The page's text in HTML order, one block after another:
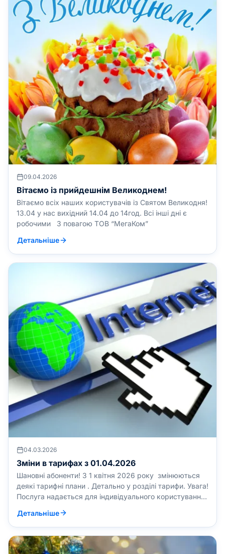
09.04.2026
Вітаємо із прийдешнім Великоднем!
Вітаємо всіх наших користувачів із Святом Великодня!
13.04 у нас вихідний 14.04 до 14год. Всі інші дні є
робочими З повагою ТОВ “МегаКом”
Детальніше
04.03.2026
Зміни в тарифах з 01.04.2026
Шановні абоненти! З 1 квітня 2026 року змінюються
деякі тарифні плани . Детально у розділі тарифи. Увага!
Послуга надається для індивідуального користування,
пакетів – до останнього числа місяця! Необмежені
пакети дійсні лише на 1 логін. ОСОБЛИВІ УМОВИ: !
Мінімальний тариф можливий при користуванні
послугою не менше 9 […]
Детальніше